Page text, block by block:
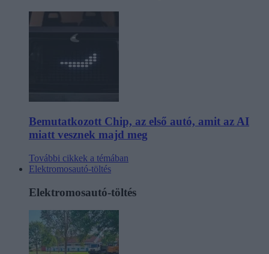
Bemutatkozott Chip, az első autó, amit az AI
miatt vesznek majd meg
További cikkek a témában
Elektromosautó-töltés
Elektromosautó-töltés